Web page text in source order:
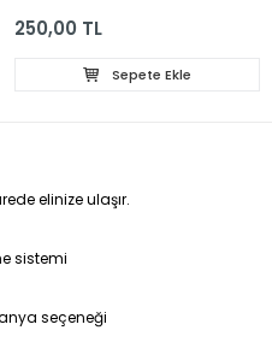
250,00 TL
Sepete Ekle
elinize ulaşır.
sistemi
seçeneği